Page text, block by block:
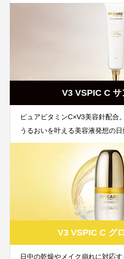
V3 VSPIC C サ
ピュアビタミンC×V3美容針配合
うるおいを叶える美容液発想の日
V3 VSPIC C グ
日中の乾燥やメイク崩れに対応